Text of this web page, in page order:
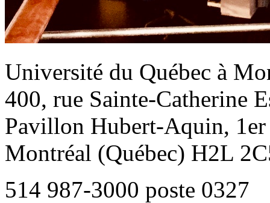
Université du Québec à
400, rue Sainte-Catherine
Pavillon Hubert-Aquin, 1er
Montréal (Québec) H2L
514 987-3000 poste 0327